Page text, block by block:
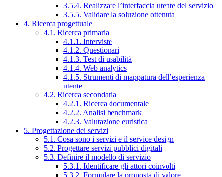
3.5.4. Realizzare l’interfaccia utente del servizio
3.5.5. Validare la soluzione ottenuta
4. Ricerca progettuale
4.1. Ricerca primaria
4.1.1. Interviste
4.1.2. Questionari
4.1.3. Test di usabilità
4.1.4. Web analytics
4.1.5. Strumenti di mappatura dell’esperienza
utente
4.2. Ricerca secondaria
4.2.1. Ricerca documentale
4.2.2. Analisi benchmark
4.2.3. Valutazione euristica
5. Progettazione dei servizi
5.1. Cosa sono i servizi e il service design
5.2. Progettare servizi pubblici digitali
5.3. Definire il modello di servizio
5.3.1. Identificare gli attori coinvolti
5.3.2. Formulare la proposta di valore